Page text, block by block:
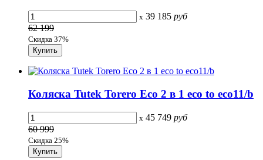
x 39 185 руб
62 199
Скидка 37%
Коляска Tutek Torero Eco 2 в 1 eco to eco11/b
x 45 749 руб
60 999
Скидка 25%